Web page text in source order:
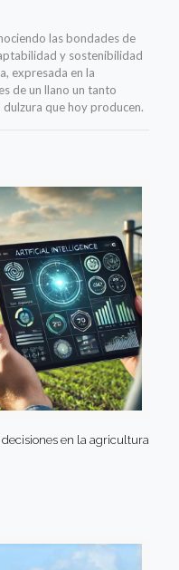
las bondades de
y sostenibilidad
, expresada en la
de un llano un tanto
que hoy producen.
en la agricultura